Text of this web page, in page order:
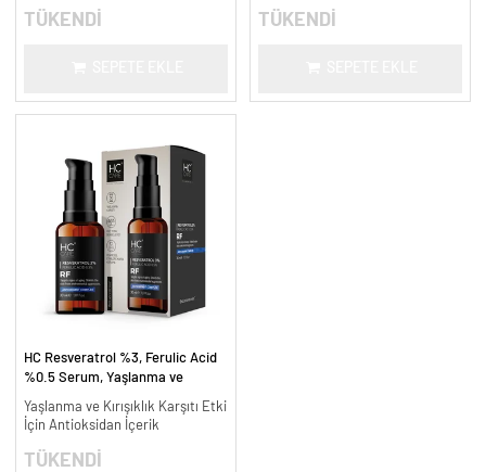
TÜKENDİ TÜKENDİ
HC Resveratrol %3, Ferulic Acid
%0.5 Serum, Yaşlanma ve
Yaşlanma ve Kırışıklık Karşıtı Etki
İçin Antioksidan İçerik
TÜKENDİ